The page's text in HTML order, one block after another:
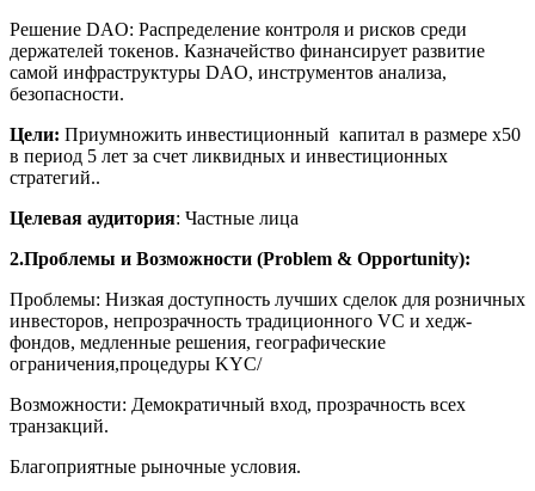
Решение DAO: Распределение контроля и рисков среди
держателей токенов. Казначейство финансирует развитие
самой инфраструктуры DAO, инструментов анализа,
безопасности.
Цели: Приумножить инвестиционный капитал в размере x50
в период 5 лет за счет ликвидных и инвестиционных
стратегий..
Целевая аудитория: Частные лица
2.Проблемы и Возможности (Problem & Opportunity):
Проблемы: Низкая доступность лучших сделок для розничных
инвесторов, непрозрачность традиционного VC и хедж-
фондов, медленные решения, географические
ограничения,процедуры KYC/
Возможности: Демократичный вход, прозрачность всех
транзакций.
Благоприятные рыночные условия.